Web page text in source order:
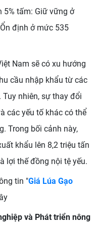
5% tấm: Giữ vững ở
định ở mức 535
Nam sẽ có xu hướng
cầu nhập khẩu từ các
nhiên, sự thay đổi
các yếu tố khác có thể
Trong bối cảnh này,
khẩu lên 8,2 triệu tấn
lợi thế đồng nội tệ yếu.
tin "Giá Lúa Gạo
và Phát triển nông